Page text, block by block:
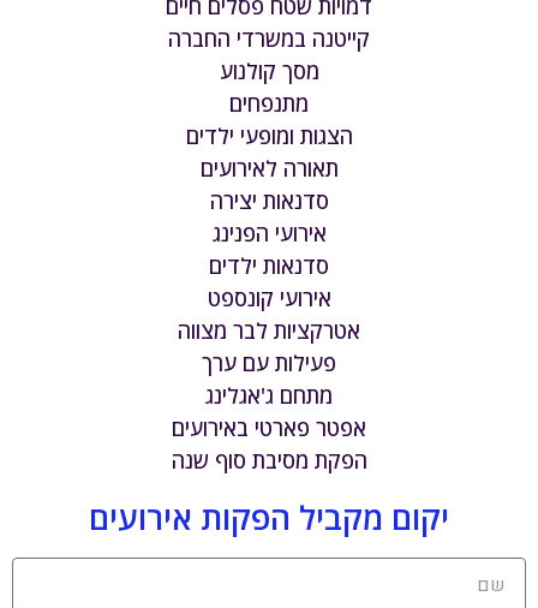
דמויות שטח פסלים חיים
קייטנה במשרדי החברה
מסך קולנוע
מתנפחים
הצגות ומופעי ילדים
תאורה לאירועים
סדנאות יצירה
אירועי הפנינג
סדנאות ילדים
אירועי קונספט
אטרקציות לבר מצווה
פעילות עם ערך
מתחם ג'אגלינג
אפטר פארטי באירועים
הפקת מסיבת סוף שנה
יקום מקביל הפקות אירועים